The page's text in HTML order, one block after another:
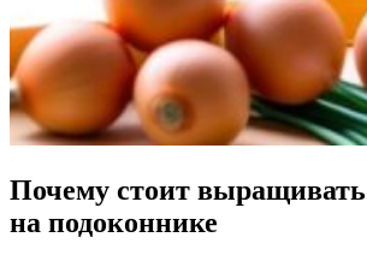
Почему стоит
на подоконнике